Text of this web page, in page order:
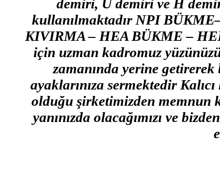
demiri, U demiri ve H
kullanılmaktadır NPI
KIVIRMA – HEA BÜKME –
için uzman kadromuz
zamanında yerine
ayaklarınıza sermektedir
olduğu şirketimizden memnun
yanınızda olacağımızı ve